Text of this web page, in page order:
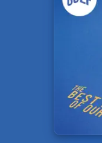
Nouveautés